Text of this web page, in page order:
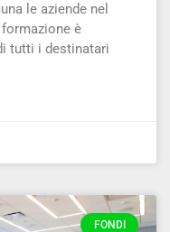
le aziende nel
è
tutti i destinatari
FONDI